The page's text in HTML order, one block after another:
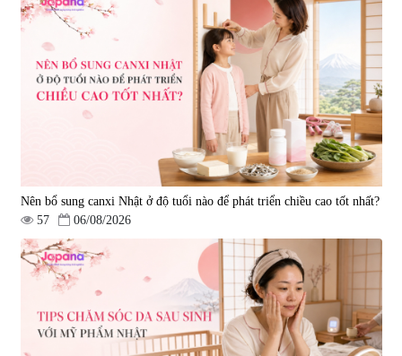
Viên uống bổ gan Ribeto Shoji
Hepaclean 60 viên
690.000 đ
Viên uống hỗ trợ cải thiện thoát
vị đĩa đệm Kyoto Has 30 viên
|14.560
1.600.000 đ
Viên uống hỗ trợ giấc ngủ Fujina
Sleepy Nhật Bản 80 viên
Viên uống phòng ngừa & hỗ trợ
điều trị đột quỵ Biken Kinase
Gold 60 viên
0
1.570.000 đ
Nên bổ sung canxi Nhật ở độ tuổi nào để phát triển chiều cao tốt nhất?
57
06/08/2026